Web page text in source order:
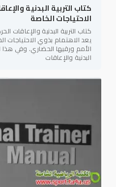
كتاب التربية البدنية
الاحتياجات الخاصة
كتاب التربية البدنية والإعاقات
يعد الاهتمام بذوي الاحتياجات
الأمم ورقيها الحضاري. وفي هذا
البدنية والإعاقات